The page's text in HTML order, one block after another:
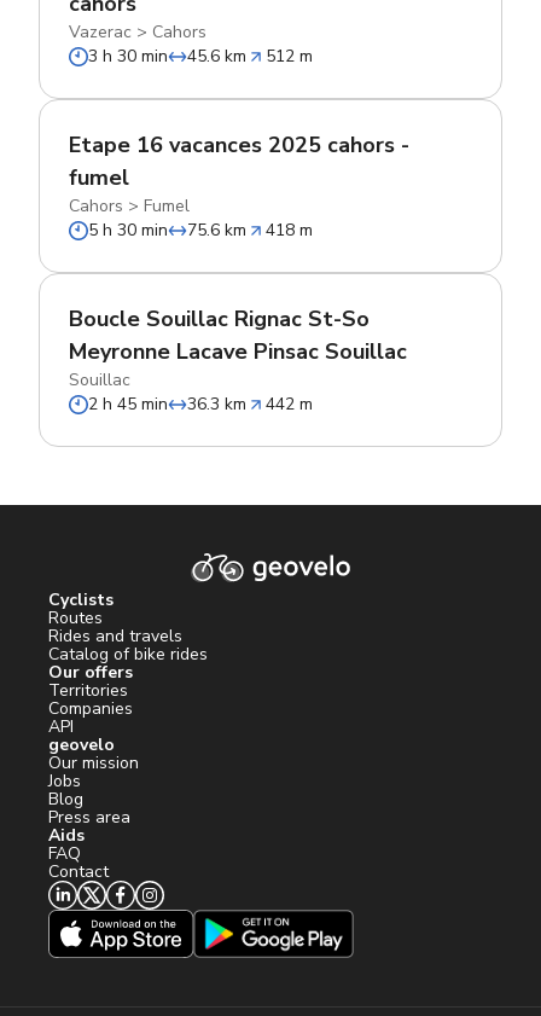
Vazerac > Cahors
3 h 30 min
45.6 km 512 m
Etape 16 vacances 2025 cahors -
fumel
Cahors > Fumel
5 h 30 min
75.6 km 418 m
Boucle Souillac Rignac St-So
Meyronne Lacave Pinsac Souillac
Souillac
2 h 45 min
36.3 km 442 m
Cyclists
Routes
Rides and travels
Catalog of bike rides
Our offers
Territories
Companies
API
geovelo
Our mission
Jobs
Blog
Press area
Aids
FAQ
Contact